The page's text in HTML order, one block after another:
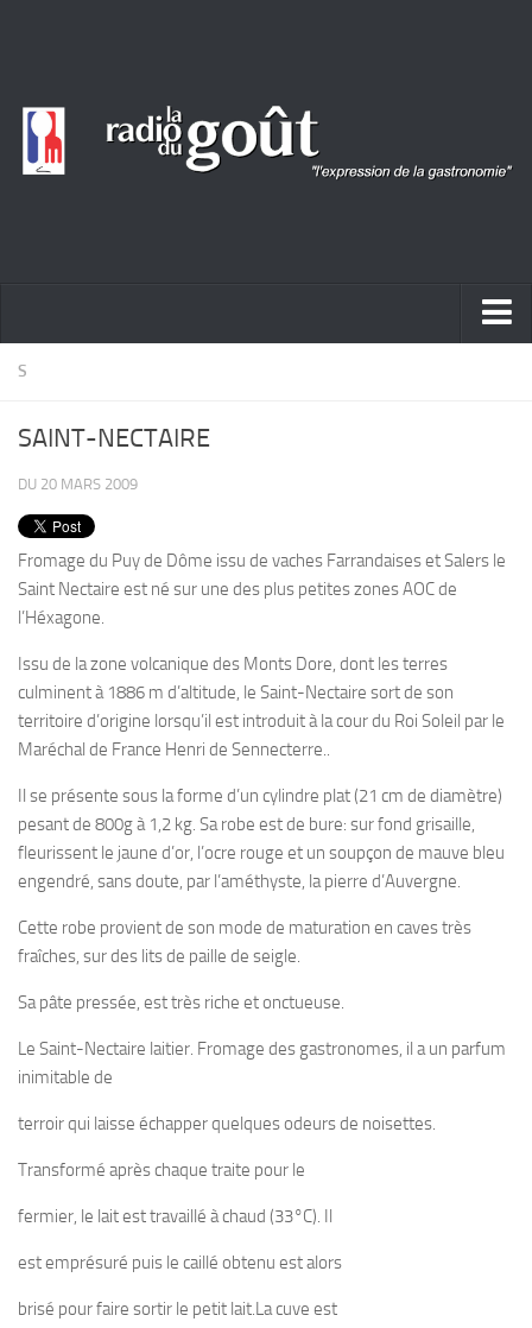
ACTUALITÉ
PRODUITS
RECETTES
Entrées
Plats
Sauces
S
SAINT-NECTAIRE
DU 20 MARS 2009
Fromage du Puy de Dôme issu de vaches Farrandaises et Salers le
Saint Nectaire est né sur une des plus petites zones AOC de
l’Héxagone.
Issu de la zone volcanique des Monts Dore, dont les terres
culminent à 1886 m d’altitude, le Saint-Nectaire sort de son
territoire d’origine lorsqu’il est introduit à la cour du Roi Soleil par le
Maréchal de France Henri de Sennecterre..
Il se présente sous la forme d’un cylindre plat (21 cm de diamètre)
pesant de 800g à 1,2 kg. Sa robe est de bure: sur fond grisaille,
fleurissent le jaune d’or, l’ocre rouge et un soupçon de mauve bleu
engendré, sans doute, par l’améthyste, la pierre d’Auvergne.
Cette robe provient de son mode de maturation en caves très
fraîches, sur des lits de paille de seigle.
Sa pâte pressée, est très riche et onctueuse.
Le Saint-Nectaire laitier. Fromage des gastronomes, il a un parfum
inimitable de
terroir qui laisse échapper quelques odeurs de noisettes.
Transformé après chaque traite pour le
fermier, le lait est travaillé à chaud (33°C). Il
est emprésuré puis le caillé obtenu est alors
brisé pour faire sortir le petit lait.La cuve est